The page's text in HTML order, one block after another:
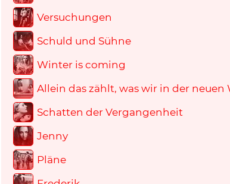
Versuchungen
Schuld und Sühne
Winter is coming
Allein das zählt, was wir in der neuen
Schatten der Vergangenheit
Jenny
Pläne